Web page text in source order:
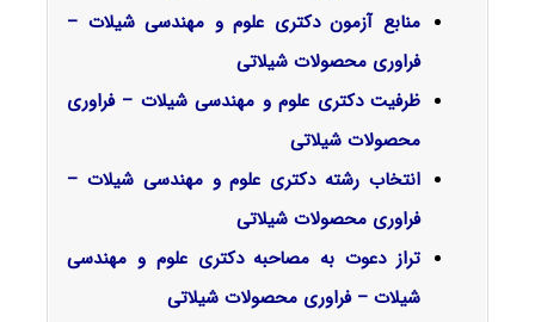
منابع آزمون دکتری علوم و مهندسی شیلات –
فراوری محصولات شیلاتی
ظرفیت دکتری علوم و مهندسی شیلات – فراوری
محصولات شیلاتی
انتخاب رشته دکتری علوم و مهندسی شیلات –
فراوری محصولات شیلاتی
تراز دعوت به مصاحبه دکتری علوم و مهندسی
شیلات – فراوری محصولات شیلاتی